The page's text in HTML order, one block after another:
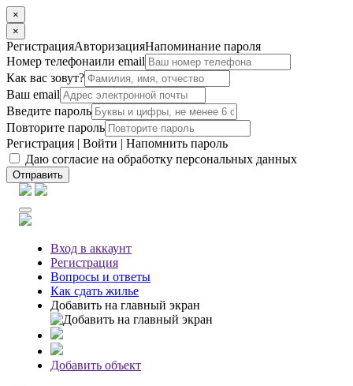
×
×
РегистрацияАвторизацияНапоминание пароля
Номер телефонаили email
Как вас зовут?
Ваш email
Введите пароль
Повторите пароль
Регистрация | Войти | Напомнить пароль
Даю согласие на обработку персональных данных
Отправить
Вход в аккаунт
Регистрация
Вопросы и ответы
Как сдать жилье
Добавить на главный экран
Добавить объект